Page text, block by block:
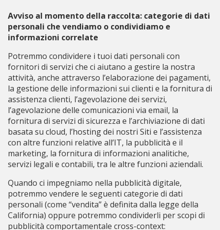
Avviso al momento della raccolta: categorie di dati
personali che vendiamo o condividiamo e
informazioni correlate
Potremmo condividere i tuoi dati personali con
fornitori di servizi che ci aiutano a gestire la nostra
attività, anche attraverso l’elaborazione dei pagamenti,
la gestione delle informazioni sui clienti e la fornitura di
assistenza clienti, l’agevolazione dei servizi,
l’agevolazione delle comunicazioni via email, la
fornitura di servizi di sicurezza e l’archiviazione di dati
basata su cloud, l’hosting dei nostri Siti e l’assistenza
con altre funzioni relative all’IT, la pubblicità e il
marketing, la fornitura di informazioni analitiche,
servizi legali e contabili, tra le altre funzioni aziendali.
Quando ci impegniamo nella pubblicità digitale,
potremmo vendere le seguenti categorie di dati
personali (come “vendita” è definita dalla legge della
California) oppure potremmo condividerli per scopi di
pubblicità comportamentale cross-context: